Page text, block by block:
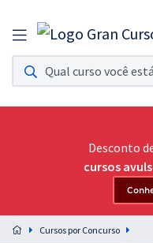
Assinatura Ilimitada 11
Acesso a todos os cursos. Teste
Assinatura OAB Até
Acesso ilimitado a toda
Preparação completa e
residências em saúde do Brasil
Desconto
cursos
Cursos por Concurso